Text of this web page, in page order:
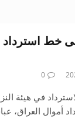
خط استرداد
0
في هيئة
أموال العراق،